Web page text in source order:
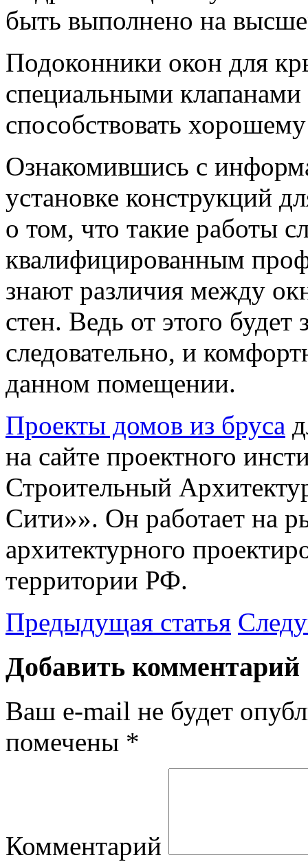
быть выполнено на
Подоконники окон для
специальными
способствовать
Ознакомившись с
установке конструкций
о том, что такие работы
квалифицированным
знают различия между
стен. Ведь от этого будет
следовательно, и
данном помещении.
Проекты домов из бруса
на сайте проектного
Строительный
Сити»». Он работает на
архитектурного
территории РФ.
Предыдущая статья
Добавить комментарий
Ваш e-mail не будет
помечены *
Комментарий